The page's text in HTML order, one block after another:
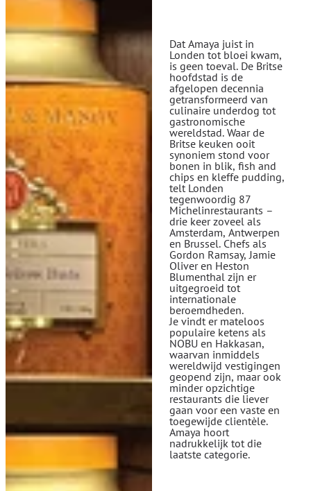
Dat Amaya juist in
Londen tot bloei kwam,
is geen toeval. De Britse
hoofdstad is de
afgelopen decennia
getransformeerd van
culinaire underdog tot
gastronomische
wereldstad. Waar de
Britse keuken ooit
synoniem stond voor
bonen in blik, fish and
chips en kleffe pudding,
telt Londen
tegenwoordig 87
Michelinrestaurants –
drie keer zoveel als
Amsterdam, Antwerpen
en Brussel. Chefs als
Gordon Ramsay, Jamie
Oliver en Heston
Blumenthal zijn er
uitgegroeid tot
internationale
beroemdheden.
Je vindt er mateloos
populaire ketens als
NOBU en Hakkasan,
waarvan inmiddels
wereldwijd vestigingen
geopend zijn, maar ook
minder opzichtige
restaurants die liever
gaan voor een vaste en
toegewijde clientèle.
Amaya hoort
nadrukkelijk tot die
laatste categorie.